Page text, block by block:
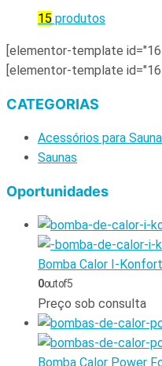
15 produtos
[elementor-template
[elementor-template
CATEGORIAS
Acessórios para
Saunas
Oportunidades
Bomba Calor I-
0out of 5
Preço sob consulta
Bomba Calor Power